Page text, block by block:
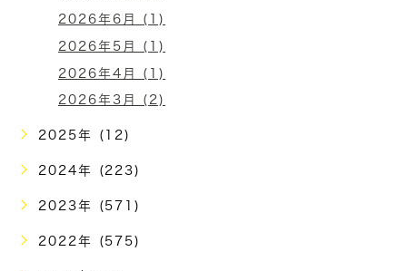
2026年6月 (1)
2026年5月 (1)
2026年4月 (1)
2026年3月 (2)
2025年 (12)
2024年 (223)
2023年 (571)
2022年 (575)